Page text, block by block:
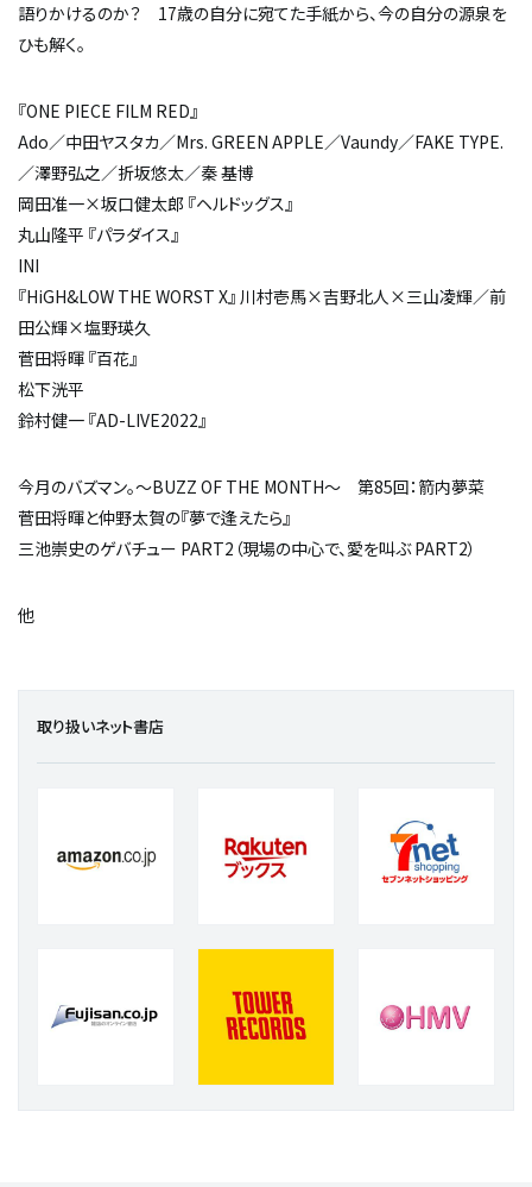
語りかけるのか？ 17歳の自分に宛てた手紙から、今の自分の源泉を
ひも解く。
『ONE PIECE FILM RED』
Ado／中田ヤスタカ／Mrs. GREEN APPLE／Vaundy／FAKE TYPE.
／澤野弘之／折坂悠太／秦 基博
岡田准一×坂口健太郎 『ヘルドッグス』
丸山隆平 『パラダイス』
INI
『HiGH&LOW THE WORST X』 川村壱馬×吉野北人×三山凌輝／前
田公輝×塩野瑛久
菅田将暉 『百花』
松下洸平
鈴村健一 『AD-LIVE2022』
今月のバズマン。～BUZZ OF THE MONTH～ 第85回：箭内夢菜
菅田将暉と仲野太賀の『夢で逢えたら』
三池崇史のゲバチュー PART2（現場の中心で、愛を叫ぶ PART2）
他
取り扱いネット書店